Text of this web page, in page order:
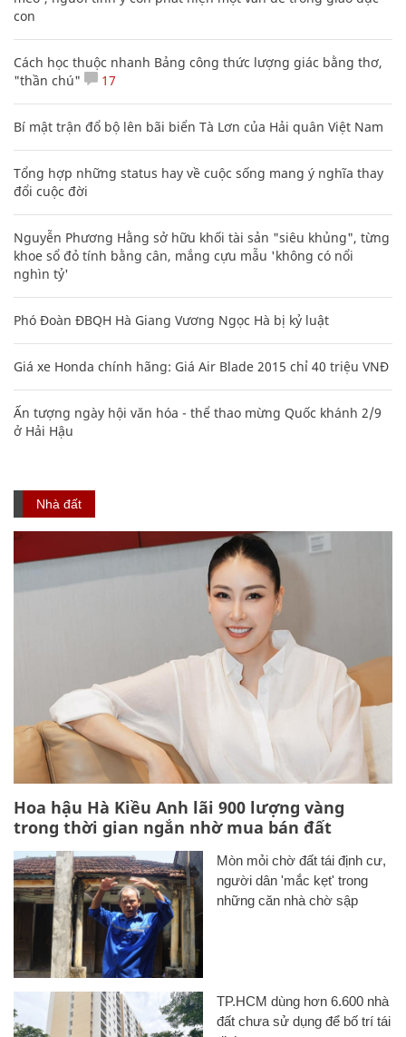
con
Cách học thuộc nhanh Bảng công thức lượng giác bằng thơ,
"thần chú"
17
Bí mật trận đổ bộ lên bãi biển Tà Lơn của Hải quân Việt Nam
Tổng hợp những status hay về cuộc sống mang ý nghĩa thay
đổi cuộc đời
Nguyễn Phương Hằng sở hữu khối tài sản "siêu khủng", từng
khoe sổ đỏ tính bằng cân, mắng cựu mẫu 'không có nổi
nghìn tỷ'
Phó Đoàn ĐBQH Hà Giang Vương Ngọc Hà bị kỷ luật
Giá xe Honda chính hãng: Giá Air Blade 2015 chỉ 40 triệu VNĐ
Ấn tượng ngày hội văn hóa - thể thao mừng Quốc khánh 2/9
ở Hải Hậu
Nhà đất
Hoa hậu Hà Kiều Anh lãi 900 lượng vàng
trong thời gian ngắn nhờ mua bán đất
Mòn mỏi chờ đất tái định cư,
người dân 'mắc kẹt' trong
những căn nhà chờ sập
TP.HCM dùng hơn 6.600 nhà
đất chưa sử dụng để bố trí tái